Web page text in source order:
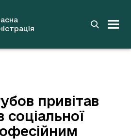
привітав
соціальної